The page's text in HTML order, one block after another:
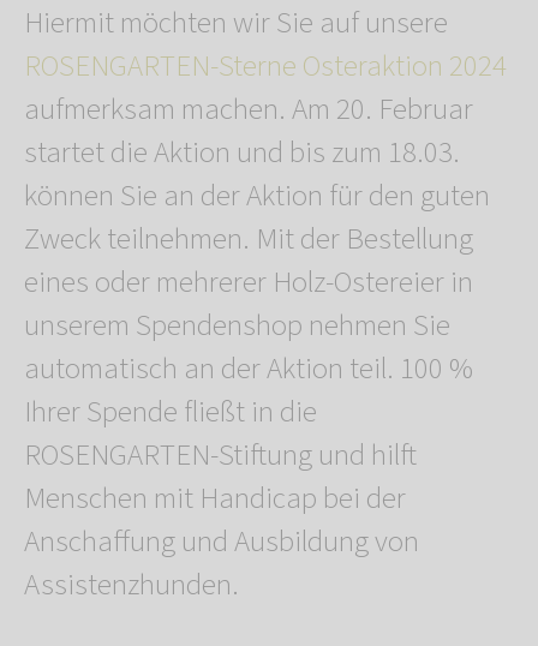
Hiermit möchten wir Sie auf unsere
ROSENGARTEN-Sterne Osteraktion 2024
aufmerksam machen. Am 20. Februar
startet die Aktion und bis zum 18.03.
können Sie an der Aktion für den guten
Zweck teilnehmen. Mit der Bestellung
eines oder mehrerer Holz-Ostereier in
unserem Spendenshop nehmen Sie
automatisch an der Aktion teil. 100 %
Ihrer Spende fließt in die
ROSENGARTEN-Stiftung und hilft
Menschen mit Handicap bei der
Anschaffung und Ausbildung von
Assistenzhunden.